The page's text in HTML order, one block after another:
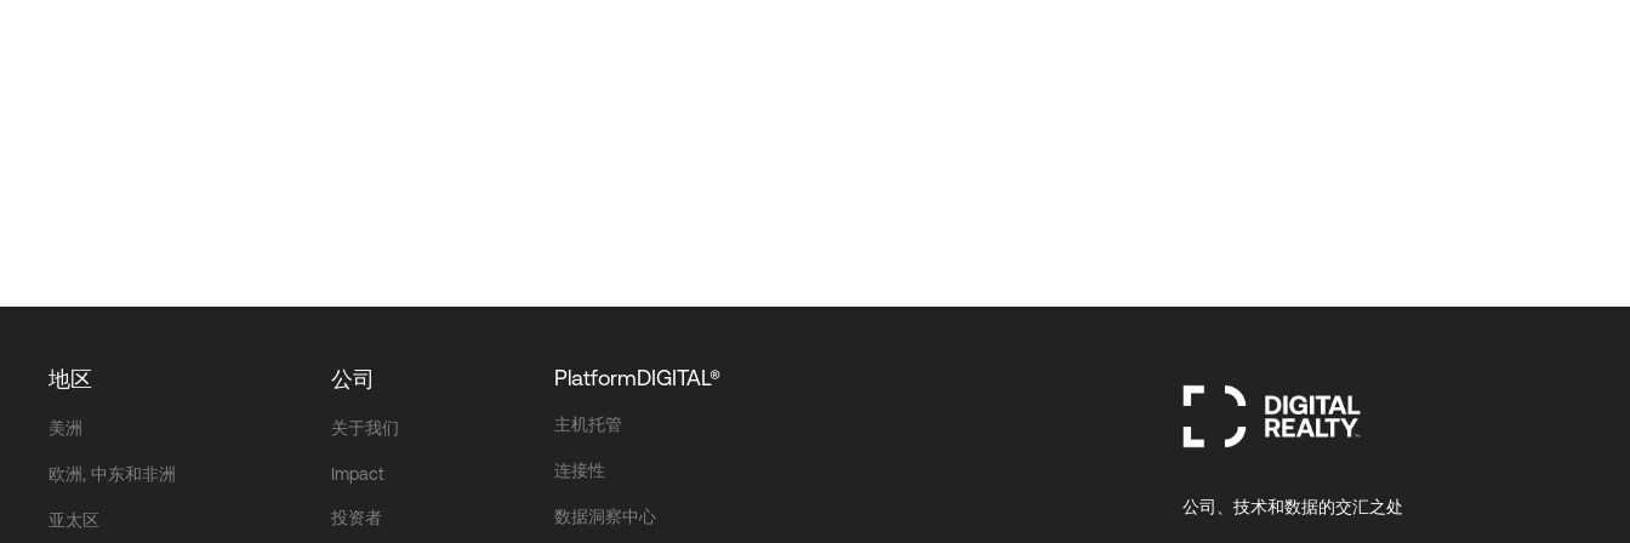
地区
美洲
欧洲, 中东和非洲
亚太区
公司
关于我们
Impact
投资者
PlatformDIGITAL®
主机托管
连接性
数据洞察中心 公司、技术和数据的交汇之处